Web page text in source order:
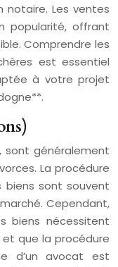
notaire. Les ventes
popularité, offrant
Comprendre les
est essentiel
à votre projet
sont généralement
La procédure
sont souvent
Cependant,
biens nécessitent
que la procédure
d’un avocat est